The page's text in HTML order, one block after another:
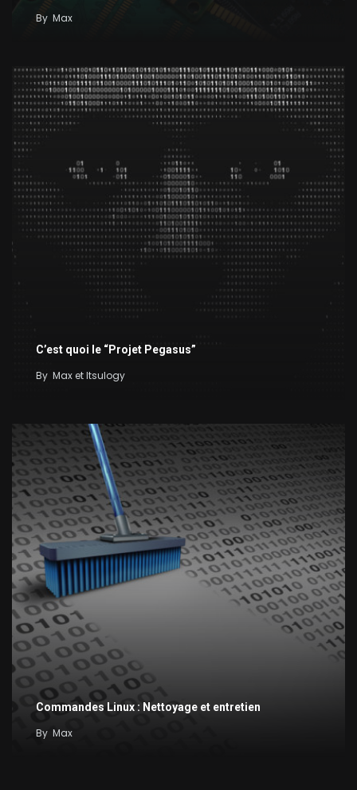
By Max
C’est quoi le “Projet Pegasus”
By Max et Itsulogy
Commandes Linux : Nettoyage et entretien
By Max